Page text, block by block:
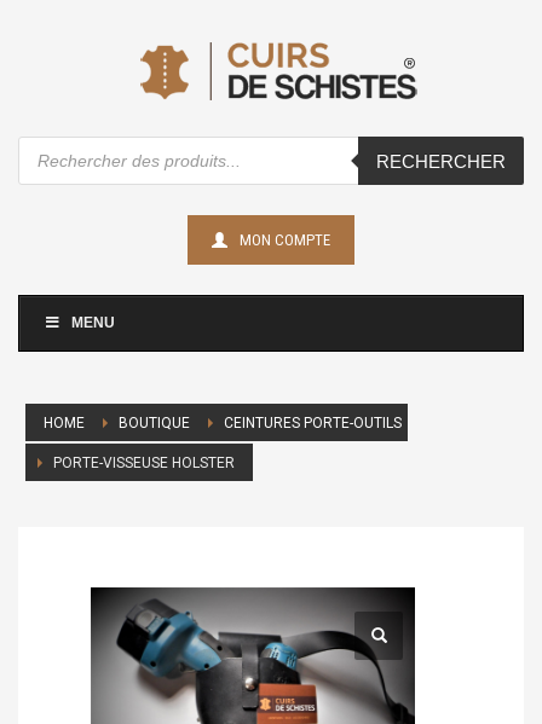
Recherche
de
produits
RECHERCHER
MON COMPTE
MENU
HOME BOUTIQUE CEINTURES PORTE-OUTILS
PORTE-VISSEUSE HOLSTER